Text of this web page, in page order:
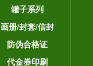
罐子系列
画册/封套/信封
防伪合格证
代金券印刷